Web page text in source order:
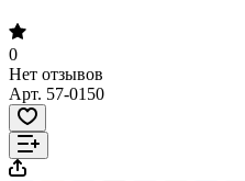
0
Нет отзывов
Арт. 57-0150